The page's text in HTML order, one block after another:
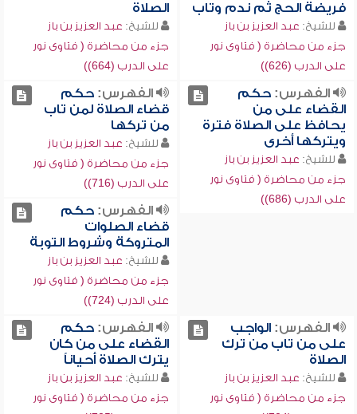
فريضة الحج ثم ندم وتاب
للشيخ: عبد العزيز بن باز
جزء من محاضرة ( فتاوى نور
على الدرب (626))
الصلاة
للشيخ: عبد العزيز بن باز
جزء من محاضرة ( فتاوى نور
على الدرب (664))
الفهرس:حكم
القضاء على من
يحافظ على الصلاة فترة
ويتركها أخرى
للشيخ: عبد العزيز بن باز
جزء من محاضرة ( فتاوى نور
على الدرب (686))
الفهرس:حكم
قضاء الصلاة لمن تاب
من تركها
للشيخ: عبد العزيز بن باز
جزء من محاضرة ( فتاوى نور
على الدرب (716))
الفهرس:حكم
قضاء الصلوات
المتروكة وشروط التوبة
للشيخ: عبد العزيز بن باز
جزء من محاضرة ( فتاوى نور
على الدرب (724))
الفهرس:الواجب
على من تاب من ترك
الصلاة
للشيخ: عبد العزيز بن باز
جزء من محاضرة ( فتاوى نور
الفهرس:حكم
القضاء على من كان
يترك الصلاة أحياناً
للشيخ: عبد العزيز بن باز
جزء من محاضرة ( فتاوى نور